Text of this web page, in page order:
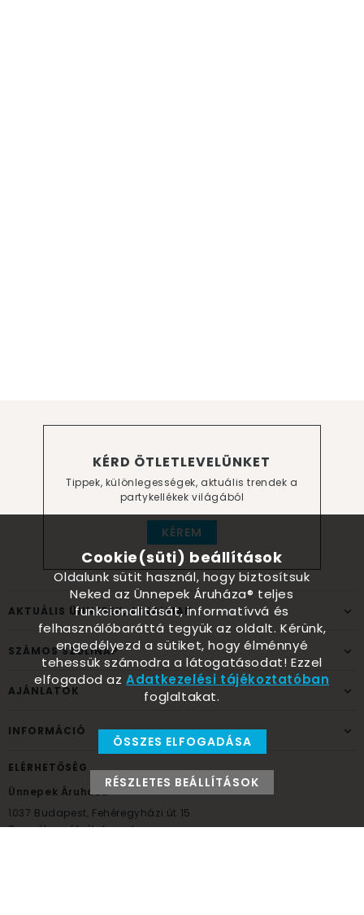
KÉRD ÖTLETLEVELÜNKET
Tippek, különlegességek, aktuális trendek a
partykellékek világából
KÉREM
AKTUÁLIS ÜNNEPEK, ALKALMAK
SZÁMOS SZÜLINAP
AJÁNLATOK
INFORMÁCIÓ
ELÉRHETŐSÉG
Ünnepek Áruháza
1037 Budapest, Fehéregyházi út 15.
Személyes átvételi pont
Cookie(süti) beállítások
Oldalunk sütit használ, hogy biztosítsuk
Neked az Ünnepek Áruháza® teljes
funkcionalitását, informatívvá és
felhasználóbaráttá tegyük az oldalt. Kérünk,
engedélyezd a sütiket, hogy élménnyé
tehessük számodra a látogatásodat! Ezzel
elfogadod azAdatkezelési tájékoztatóban
foglaltakat.
ÖSSZES ELFOGADÁSA
RÉSZLETES BEÁLLÍTÁSOK